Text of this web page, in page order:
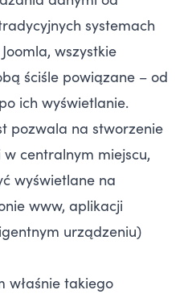
systemach
wszystkie
ściśle powiązane – od
ich wyświetlanie.
pozwala na stworzenie
centralnym miejscu,
wyświetlane na
www, aplikacji
urządzeniu)
właśnie takiego